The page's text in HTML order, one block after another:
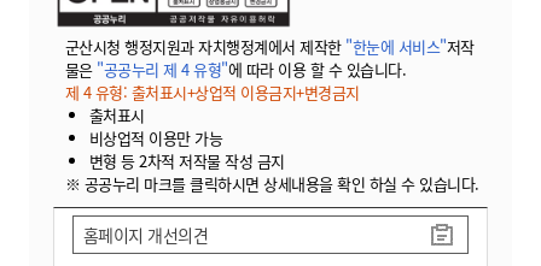
군산시청 행정지원과 자치행정계에서 제작한 "한눈에 서비스"저작
물은 "공공누리 제 4 유형"에 따라 이용 할 수 있습니다.
제 4 유형: 출처표시+상업적 이용금지+변경금지
출처표시
비상업적 이용만 가능
변형 등 2차적 저작물 작성 금지
※ 공공누리 마크를 클릭하시면 상세내용을 확인 하실 수 있습니다.
홈페이지 개선의견